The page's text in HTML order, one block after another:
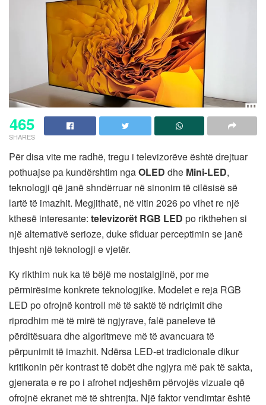
465
SHARES
Për disa vite me radhë, tregu i televizorëve është drejtuar
pothuajse pa kundërshtim ngaOLED dhe Mini-LED,
teknologji që janë shndërruar në sinonim të cilësisë së
lartë të imazhit. Megjithatë, në vitin 2026 po vihet re një
kthesë interesante: televizorët RGB LED po rikthehen si
një alternativë serioze, duke sfiduar perceptimin se janë
thjesht një teknologji e vjetër.
Ky rikthim nuk ka të bëjë me nostalgjinë, por me
përmirësime konkrete teknologjike. Modelet e reja RGB
LED po ofrojnë kontroll më të saktë të ndriçimit dhe
riprodhim më të mirë të ngjyrave, falë paneleve të
përditësuara dhe algoritmeve më të avancuara të
përpunimit të imazhit. Ndërsa LED-et tradicionale dikur
kritikonin për kontrast të dobët dhe ngjyra më pak të sakta,
gjenerata e re po i afrohet ndjeshëm përvojës vizuale që
ofrojnë ekranet më të shtrenjta. Një faktor vendimtar është